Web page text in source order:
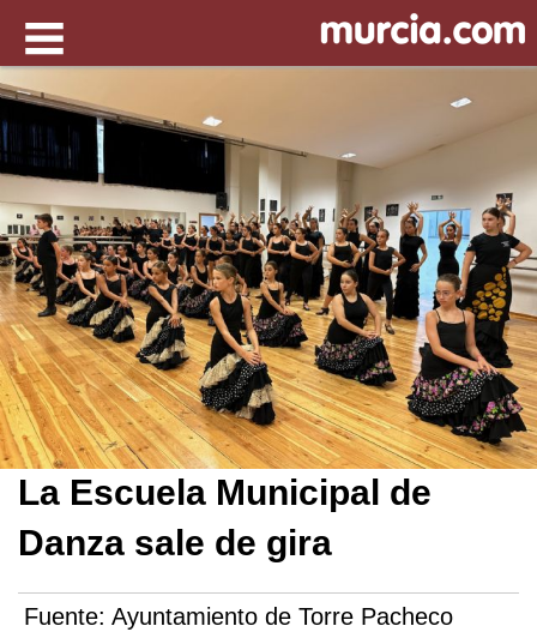
La Escuela Municipal de
Danza sale de gira
Fuente: Ayuntamiento de Torre Pacheco